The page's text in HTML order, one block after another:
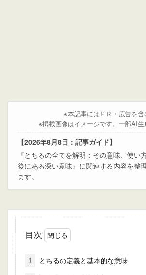
※本記事にはＰＲ・広告を含
※掲載画像はイメージです。一部AI生
【2026年8月8日：記事ガイド】
『とちるの全てを解明：その意味、使い
後にある深い意味』に関連する内容を整
ます。
目次
1 とちるの定義と基本的な意味